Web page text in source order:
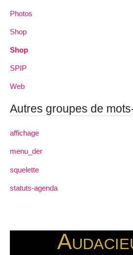
Photos
Shop
Shop
SPIP
Web
Autres groupes de
affichage
menu_der
squelette
statuts-agenda